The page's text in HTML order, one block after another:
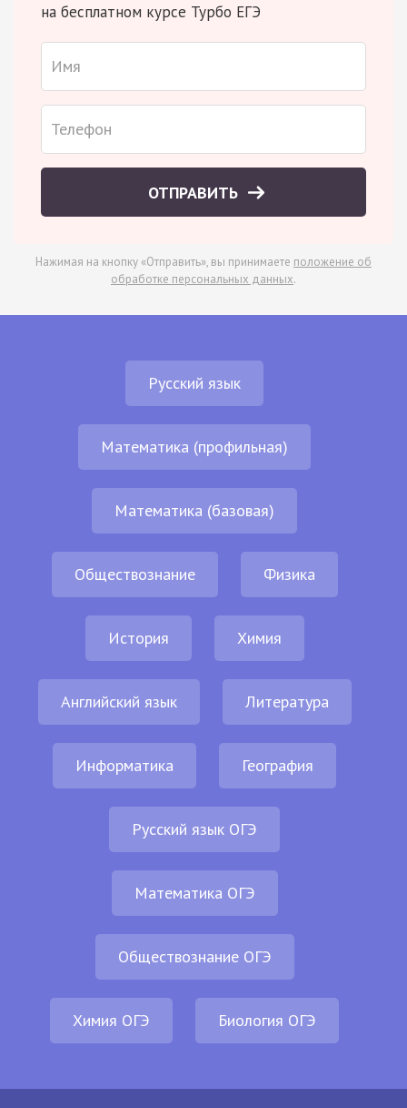
на бесплатном курсе Турбо ЕГЭ
ОТПРАВИТЬ
Нажимая на кнопку «Отправить», вы принимаете положение об
обработке персональных данных.
Русский язык
Математика (профильная)
Математика (базовая)
Обществознание Физика
История Химия
Английский язык Литература
Информатика География
Русский язык ОГЭ
Математика ОГЭ
Обществознание ОГЭ
Химия ОГЭ Биология ОГЭ